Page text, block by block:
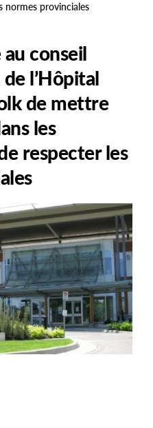
normes provinciales
conseil
l’Hôpital
de mettre
les
respecter les